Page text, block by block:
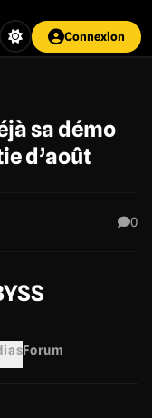
Connexion
sa démo
d’août
0
Forum